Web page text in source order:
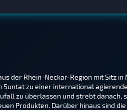
der Rhein-Neckar-Region mit Sitz
zu einer international
zu überlassen und strebt danach,
Produkten. Darüber hinaus sind